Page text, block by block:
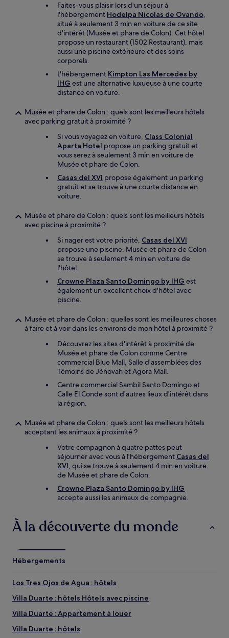
Faites-vous plaisir lors d'un séjour à
l'hébergement Hodelpa Nicolas de Ovando,
situé à seulement 3 min en voiture de ce site
d'intérêt (Musée et phare de Colon). Cet hôtel
propose un restaurant (1502 Restaurant), mais
aussi une piscine extérieure et des soins
corporels.
L'hébergement Kimpton Las Mercedes by
IHG est une alternative luxueuse à une courte
distance en voiture.
Musée et phare de Colon : quels sont les meilleurs hôtels
avec parking gratuit à proximité ?
Si vous voyagez en voiture, Class Colonial
Aparta Hotel propose un parking gratuit et
vous serez à seulement 3 min en voiture de
Musée et phare de Colon.
Casas del XVI propose également un parking
gratuit et se trouve à une courte distance en
voiture.
Musée et phare de Colon : quels sont les meilleurs hôtels
avec piscine à proximité ?
Si nager est votre priorité, Casas del XVI
propose une piscine. Musée et phare de Colon
se trouve à seulement 4 min en voiture de
l'hôtel.
Crowne Plaza Santo Domingo by IHG est
également un excellent choix d'hôtel avec
piscine.
Musée et phare de Colon : quelles sont les meilleures choses
à faire et à voir dans les environs de mon hôtel à proximité ?
Découvrez les sites d'intérêt à proximité de
Musée et phare de Colon comme Centre
commercial Blue Mall, Salle d'assemblées des
Témoins de Jéhovah et Agora Mall.
Centre commercial Sambil Santo Domingo et
Calle El Conde sont d'autres lieux d'intérêt dans
la région.
Musée et phare de Colon : quels sont les meilleurs hôtels
acceptant les animaux à proximité ?
Votre compagnon à quatre pattes peut
séjourner avec vous à l'hébergement Casas del
XVI, qui se trouve à seulement 4 min en voiture
de Musée et phare de Colon.
Crowne Plaza Santo Domingo by IHG
accepte aussi les animaux de compagnie.
À la découverte du monde
Hébergements
Los Tres Ojos de Agua : hôtels
Villa Duarte : hôtels Hôtels avec piscine
Villa Duarte : Appartement à louer
Villa Duarte : hôtels